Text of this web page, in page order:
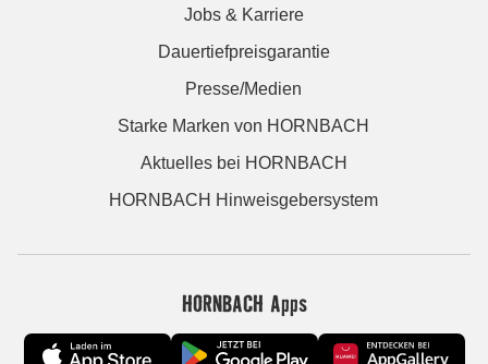
Jobs & Karriere
Dauertiefpreisgarantie
Presse/Medien
Starke Marken von HORNBACH
Aktuelles bei HORNBACH
HORNBACH Hinweisgebersystem
HORNBACH Apps